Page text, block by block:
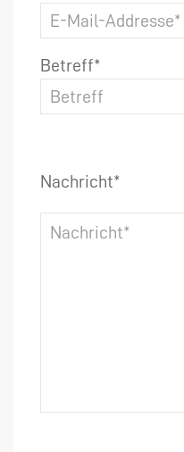
Betreff*
Nachricht*